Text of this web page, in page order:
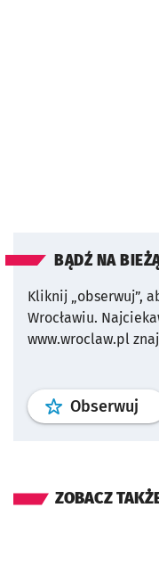
BĄDŹ NA
Kliknij „obserwuj”,
Wrocławiu.
www.wroclaw.pl
Obserwuj
ZOBACZ